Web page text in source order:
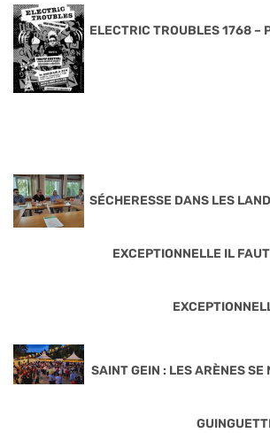
ELECTRIC TROUBLES 1768 –
SÉCHERESSE DANS LES
EXCEPTIONNELLE IL
SAINT GEIN : LES ARÈNES SE